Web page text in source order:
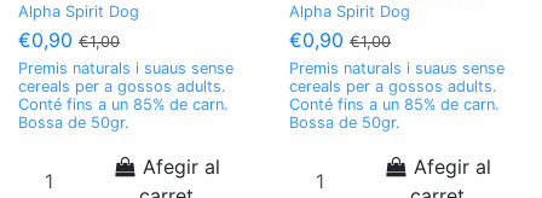
Alpha Spirit Dog
€0,90 €1,00
Premis naturals i suaus sense
cereals per a gossos adults.
Conté fins a un 85% de carn.
Bossa de 50gr.
Afegir al
Alpha Spirit Dog
€0,90 €1,00
Premis naturals i suaus sense
cereals per a gossos adults.
Conté fins a un 85% de carn.
Bossa de 50gr.
Afegir al